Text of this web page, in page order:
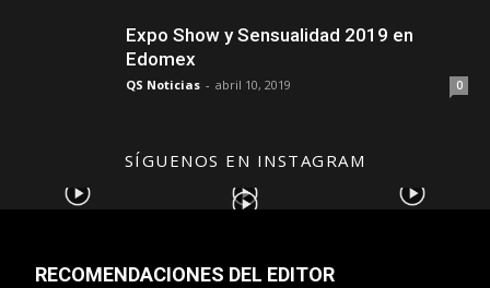
Expo Show y Sensualidad 2019 en
Edomex
QS Noticias - abril 10, 2019 0
SÍGUENOS EN INSTAGRAM
RECOMENDACIONES DEL EDITOR